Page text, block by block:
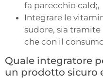
fa parecchio cald;,
Integrare le
sudore, sia
che con il
Quale integratore
un prodotto sicuro